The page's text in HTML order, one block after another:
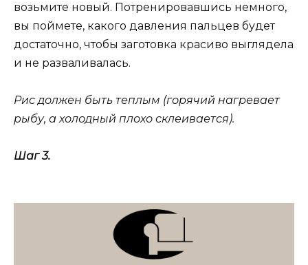
возьмите новый. Потренировавшись немного,
вы поймете, какого давления пальцев будет
достаточно, чтобы заготовка красиво выглядела
и не разваливалась.
Рис должен быть теплым (горячий нагревает
рыбу, а холодный плохо склеивается).
Шаг 3.